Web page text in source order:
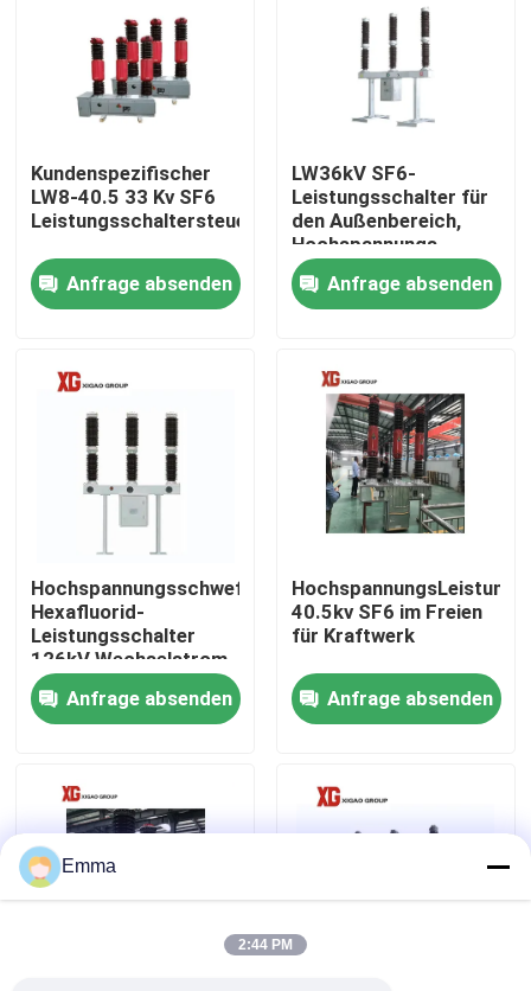
Haus
Produkte
Über uns
Fabrik-Ausflug
Qualitätskontrolle
Treten Sie mit uns in Verbindung
Luft-Lasttrennschalter
Lasttrennschalter SF6
Kundenspezifischer
LW8-40.5 33 Kv SF6
Leistungsschaltersteuerungsschutz
Anfrage absenden
LW36kV SF6-
Leistungsschalter für
den Außenbereich,
Hochspannungs-
Trennschalter für
Schaltanlagen
Anfrage absenden
Hochspannungsschwefel-
Hexafluorid-
Leistungsschalter
126kV Wechselstrom
im Freien 50HZ
Anfrage absenden
40.5kv SF6 im Freien
für Kraftwerk
Anfrage absenden
Emma
2:44 PM